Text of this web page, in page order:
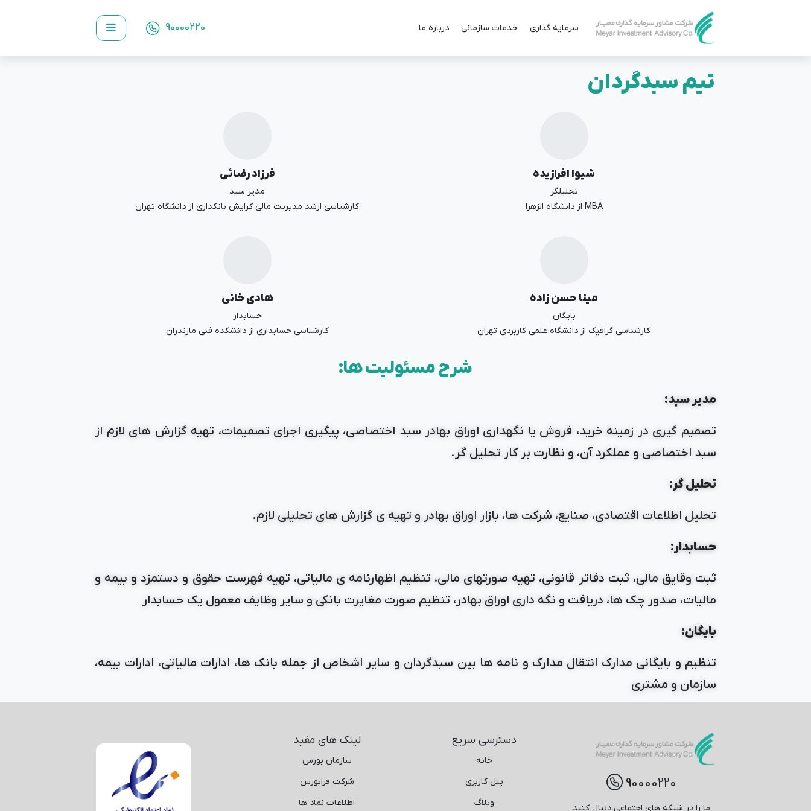
سرمایه گذاری خدمات سازمانی درباره ما 90000220
تیم سبدگردان
شیوا افرازیده
تحلیلگر
MBA از دانشگاه الزهرا
فرزاد رضائی
مدیر سبد
کارشناسی ارشد مدیریت مالی گرایش بانکداری از دانشگاه تهران
مینا حسن زاده
بایگان
کارشناسی گرافیک از دانشگاه علمی کاربردی تهران
هادی خانی
حسابدار
کارشناسی حسابداری از دانشکده فنی مازندران
شرح مسئولیت ها:
مدیر سبد:
تصمیم گیری در زمینه خرید، فروش یا نگهداری اوراق بهادر سبد اختصاصی، پیگیری اجرای تصمیمات، تهیه گزارش های لازم از
سبد اختصاصی و عملکرد آن، و نظارت بر کار تحلیل گر.
تحلیل گر:
تحلیل اطلاعات اقتصادی، صنایع، شرکت ها، بازار اوراق بهادر و تهیه ی گزارش های تحلیلی لازم.
حسابدار:
ثبت وقایق مالی، ثبت دفاتر قانونی، تهیه صورتهای مالی، تنظیم اظهارنامه ی مالیاتی، تهیه فهرست حقوق و دستمزد و بیمه و
مالیات، صدور چک ها، دریافت و نگه داری اوراق بهادر، تنظیم صورت مغایرت بانکی و سایر وظایف معمول یک حسابدار
بایگان:
تنظیم و بایگانی مدارک انتقال مدارک و نامه ها بین سبدگردان و سایر اشخاص از جمله بانک ها، ادارات مالیاتی، ادارات بیمه،
سازمان و مشتری
90000220
ما را در شبکه های اجتماعی دنبال کنید
دسترسی سریع
خانه
پنل کاربری
وبلاگ
لینک های مفید
سازمان بورس
شرکت فرابورس
اطلاعات نماد ها